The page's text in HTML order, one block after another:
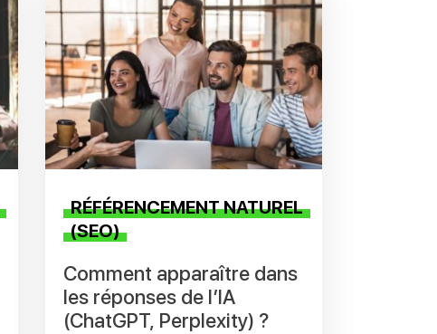
RÉFÉRENCEMENT NATUREL
(SEO)
Comment apparaître dans
les réponses de l’IA
(ChatGPT, Perplexity) ?